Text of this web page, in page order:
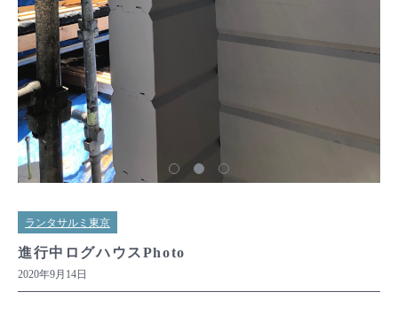
ランタサルミ東京
進行中ログハウスPhoto
2020年9月14日